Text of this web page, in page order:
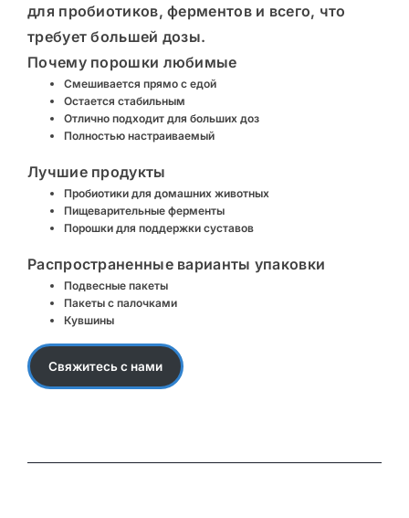
для пробиотиков, ферментов и всего, что
требует большей дозы.
Почему порошки любимые
Смешивается прямо с едой
Остается стабильным
Отлично подходит для больших доз
Полностью настраиваемый
Лучшие продукты
Пробиотики для домашних животных
Пищеварительные ферменты
Порошки для поддержки суставов
Распространенные варианты упаковки
Подвесные пакеты
Пакеты с палочками
Кувшины
Свяжитесь с нами